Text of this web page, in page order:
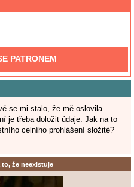
PATRONEM
se mi stalo, že mě oslovila
je třeba doložit údaje. Jak na to
celního prohlášení složité?
že neexistuje